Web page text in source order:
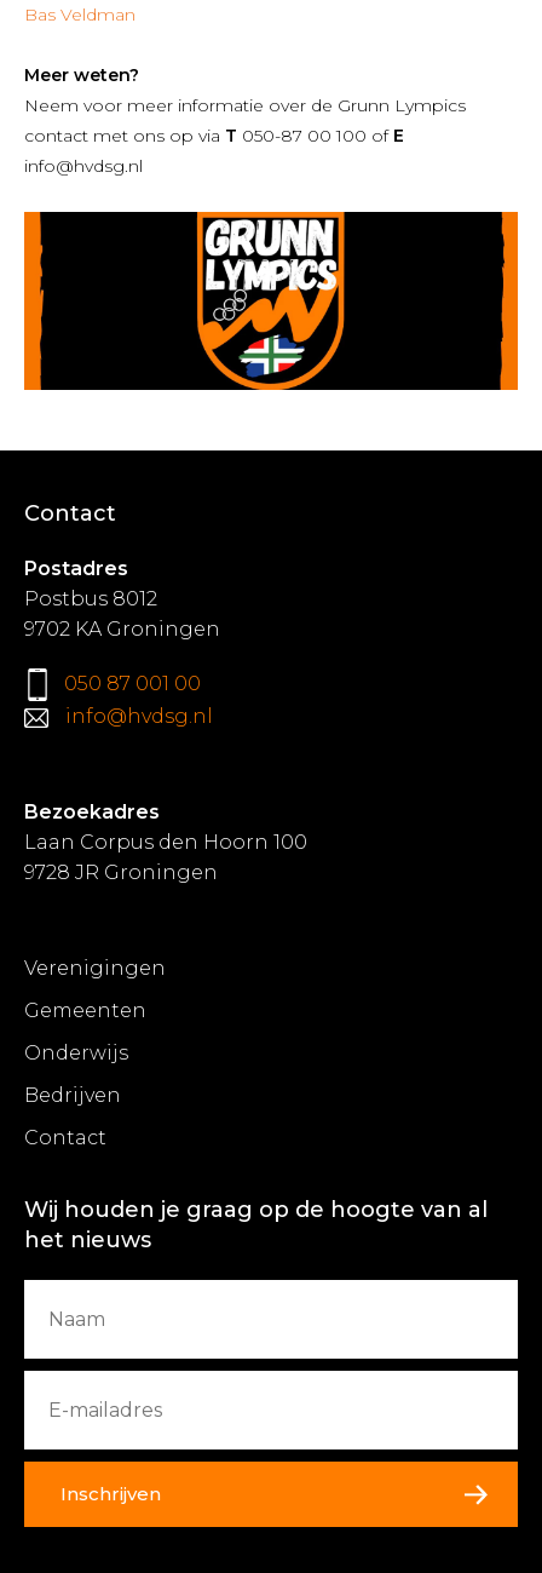
Bas Veldman
Meer weten?
Neem voor meer informatie over de Grunn Lympics
contact met ons op via T 050-87 00 100 of E
info@hvdsg.nl
Contact
Postadres
Postbus 8012
9702 KA Groningen
050 87 001 00
info@hvdsg.nl
Bezoekadres
Laan Corpus den Hoorn 100
9728 JR Groningen
Verenigingen
Gemeenten
Onderwijs
Bedrijven
Contact
Wij houden je graag op de hoogte van al
het nieuws
Inschrijven